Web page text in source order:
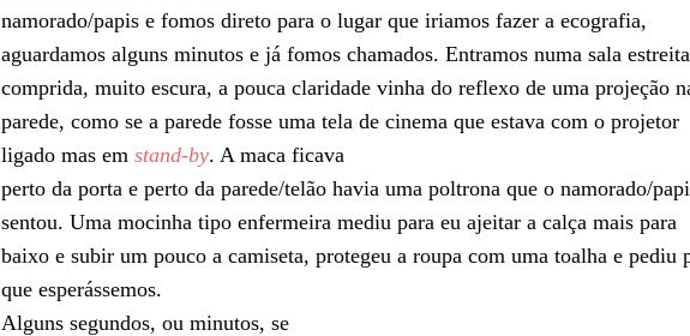
namorado/papis e fomos direto para o lugar que iriamos fazer a ecografia,
aguardamos alguns minutos e já fomos chamados. Entramos numa sala
comprida, muito escura, a pouca claridade vinha do reflexo de uma projeção
parede, como se a parede fosse uma tela de cinema que estava com o projetor
ligado mas em stand-by. A maca ficava
perto da porta e perto da parede/telão havia uma poltrona que o namorado/
sentou. Uma mocinha tipo enfermeira mediu para eu ajeitar a calça mais para
baixo e subir um pouco a camiseta, protegeu a roupa com uma toalha e pediu
que esperássemos.
Alguns segundos, ou minutos, se